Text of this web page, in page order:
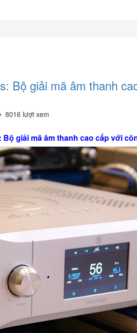
Bộ giải mã âm thanh
8016 lượt xem
giải mã âm thanh cao cấp với